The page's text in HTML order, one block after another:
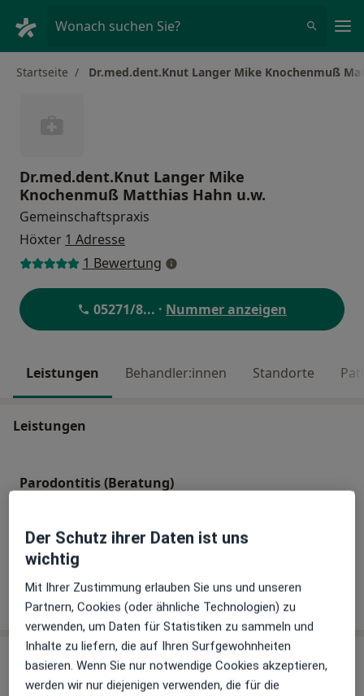
Wonach suchen Sie?
Startseite Dr.med.dent.Knut Langer Mike Knochenmuß
Dr.med.dent.Knut Langer Mike
Knochenmuß Matthias Hahn u.w.
Gemeinschaftspraxis
Höxter 1 Adresse
1 Bewertung
05271/8... · Nummer anzeigen
Leistungen Behandler:innen Standorte
Leistungen
Parodontitis (Beratung)
Implantologie
Wie funktioniert die Preisbildung?
Behandler:innen Überprüfe meine Versicherung
Der Schutz ihrer Daten ist uns
wichtig
Mit Ihrer Zustimmung erlauben Sie uns und unseren
Partnern, Cookies (oder ähnliche Technologien) zu
verwenden, um Daten für Statistiken zu sammeln und
Inhalte zu liefern, die auf Ihren Surfgewohnheiten
basieren. Wenn Sie nur notwendige Cookies akzeptieren,
werden wir nur diejenigen verwenden, die für die